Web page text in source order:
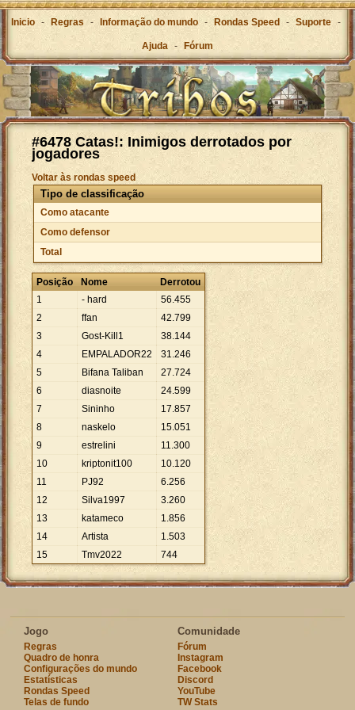
Inicio - Regras - Informação do mundo - Rondas Speed - Suporte -
Ajuda - Fórum
#6478 Catas!: Inimigos derrotados por
jogadores
Voltar às rondas speed
Tipo de classificação
Como atacante
Como defensor
Total
Posição Nome
Derrotou
1
- hard 56.455
2
ffan 42.799
3
Gost-Kill1 38.144
4
EMPALADOR22 31.246
5
Bifana Taliban 27.724
6
diasnoite 24.599
7
Sininho 17.857
8
naskelo 15.051
9
estrelini 11.300
10
kriptonit100 10.120
11
PJ92 6.256
12
Silva1997 3.260
13
katameco 1.856
14
Artista 1.503
15
Tmv2022 744
Jogo
Regras
Quadro de honra
Configurações do mundo
Estatísticas
Rondas Speed
Telas de fundo
Comunidade
Fórum
Instagram
Facebook
Discord
YouTube
TW Stats